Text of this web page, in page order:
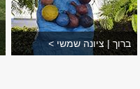
ברוך | ציונה שמשי >